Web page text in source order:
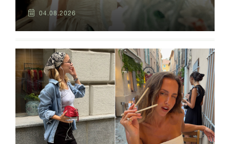
04.08.2026